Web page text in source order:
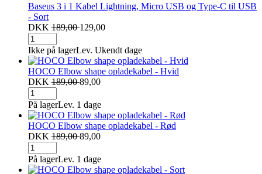
Baseus 3 i 1 Kabel Lightning, Micro USB og Type-C til USB
- Sort
DKK 189,00129,00
Ikke på lagerLev. Ukendt dage
HOCO Elbow shape opladekabel - Hvid
DKK 189,0089,00
På lagerLev. 1 dage
HOCO Elbow shape opladekabel - Rød
DKK 189,0089,00
På lagerLev. 1 dage